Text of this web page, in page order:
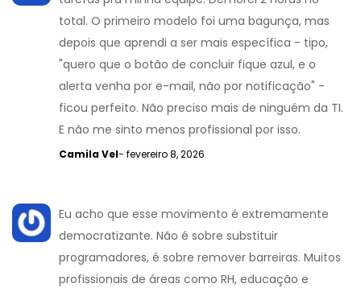
total. O primeiro modelo foi uma bagunça, mas
depois que aprendi a ser mais específica - tipo,
"quero que o botão de concluir fique azul, e o
alerta venha por e-mail, não por notificação" -
ficou perfeito. Não preciso mais de ninguém da TI.
E não me sinto menos profissional por isso.
Camila Vel- fevereiro 8, 2026
Eu acho que esse movimento é extremamente
democratizante. Não é sobre substituir
programadores, é sobre remover barreiras. Muitos
profissionais de áreas como RH, educação e